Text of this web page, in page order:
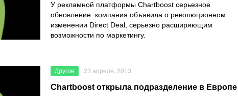
У рекламной платформы Chartboost серьезное
обновление: компания объявила о революционном
изменении Direct Deal, серьезно расширяющим
возможности по маркетингу.
Другое 23 апреля, 2013
Chartboost открыла подразделение в Европе